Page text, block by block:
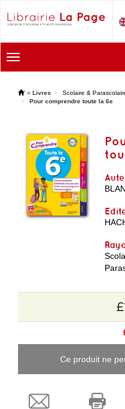
Toggle
navigation
' » Livres Scolaire &
Pour comprendre toute la 6e
Ce produit ne